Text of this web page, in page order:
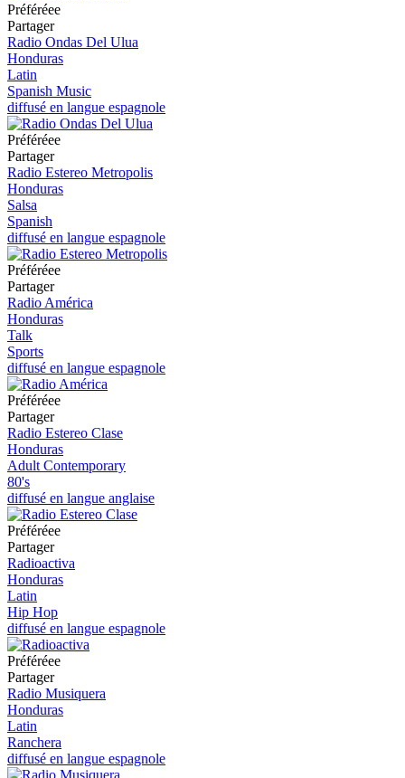
Préféréeе
Partager
Radio Ondas Del Ulua
Honduras
Latin
Spanish Music
diffusé en langue espagnole
Préféréeе
Partager
Radio Estereo Metropolis
Honduras
Salsa
Spanish
diffusé en langue espagnole
Préféréeе
Partager
Radio América
Honduras
Talk
Sports
diffusé en langue espagnole
Préféréeе
Partager
Radio Estereo Clase
Honduras
Adult Contemporary
80's
diffusé en langue anglaise
Préféréeе
Partager
Radioactiva
Honduras
Latin
Hip Hop
diffusé en langue espagnole
Préféréeе
Partager
Radio Musiquera
Honduras
Latin
Ranchera
diffusé en langue espagnole